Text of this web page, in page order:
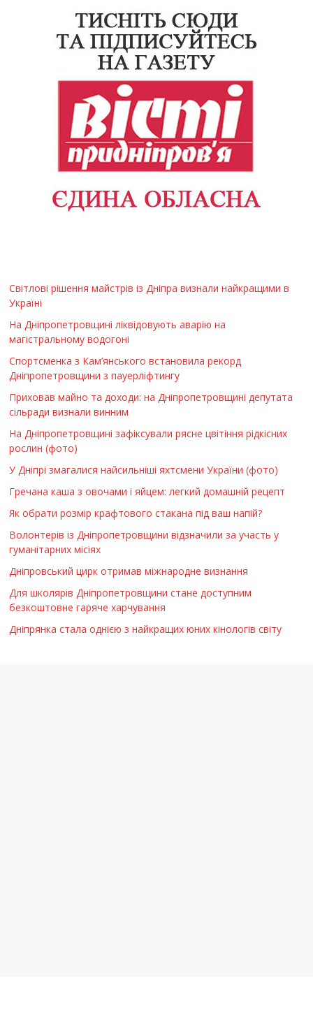
Світлові рішення майстрів із Дніпра визнали найкращими в
Україні
На Дніпропетровщині ліквідовують аварію на
магістральному водогоні
Спортсменка з Кам’янського встановила рекорд
Дніпропетровщини з пауерліфтингу
Приховав майно та доходи: на Дніпропетровщині депутата
сільради визнали винним
На Дніпропетровщині зафіксували рясне цвітіння рідкісних
рослин (фото)
У Дніпрі змагалися найсильніші яхтсмени України (фото)
Гречана каша з овочами і яйцем: легкий домашній рецепт
Як обрати розмір крафтового стакана під ваш напій?
Волонтерів із Дніпропетровщини відзначили за участь у
гуманітарних місіях
Дніпровський цирк отримав міжнародне визнання
Для школярів Дніпропетровщини стане доступним
безкоштовне гаряче харчування
Дніпрянка стала однією з найкращих юних кінологів світу